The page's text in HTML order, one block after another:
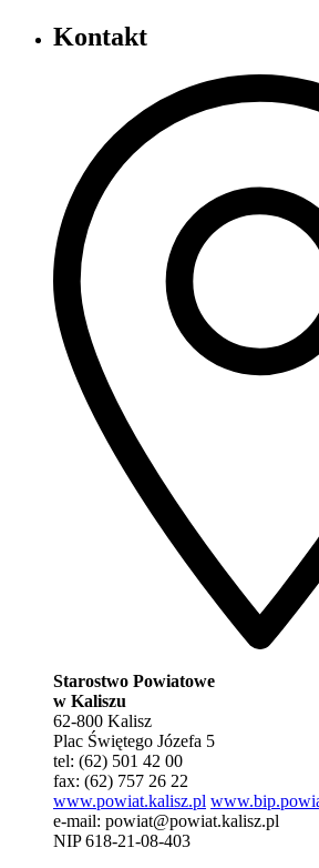
Kontakt
Starostwo Powiatowe
w Kaliszu
62-800 Kalisz
Plac Świętego Józefa 5
tel: (62) 501 42 00
fax: (62) 757 26 22
www.powiat.kalisz.pl
e-mail: powiat@powiat.kalisz.pl
NIP 618-21-08-403